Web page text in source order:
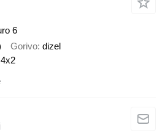
6
Gorivo dizel
4x2